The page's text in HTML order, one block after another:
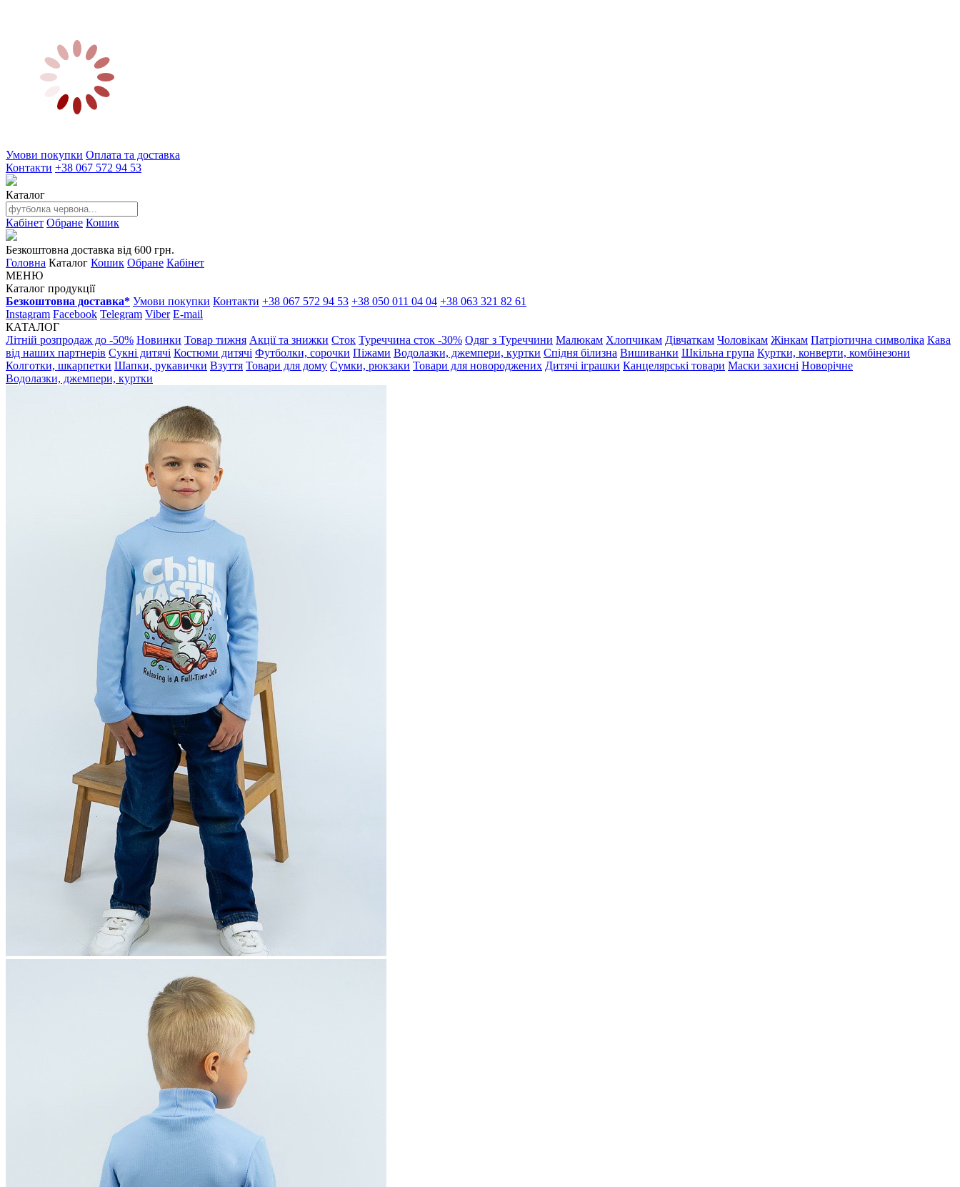
Умови покупки Оплата та доставка
Контакти +38 067 572 94 53
Каталог
Кабінет Обране Кошик
Безкоштовна доставка від 600 грн.
Головна Каталог Кошик Обране Кабінет
МЕНЮ
Каталог продукції
Безкоштовна доставка* Умови покупки Контакти +38 067 572 94 53 +38 050 011 04 04 +38 063 321 82 61
Instagram Facebook Telegram Viber E-mail
КАТАЛОГ
Літній розпродаж до -50% Новинки Товар тижня Акції та знижки Сток Туреччина сток -30% Одяг з Туреччини Малюкам Хлопчикам Дівчаткам Чоловікам Жінкам Патріотична символіка Кава
від наших партнерів Сукні дитячі Костюми дитячі Футболки, сорочки Піжами Водолазки, джемпери, куртки Спідня білизна Вишиванки Шкільна група Куртки, конверти, комбінезони
Колготки, шкарпетки Шапки, рукавички Взуття Товари для дому Сумки, рюкзаки Товари для новороджених Дитячі іграшки Канцелярські товари Маски захисні Новорічне
Водолазки, джемпери, куртки